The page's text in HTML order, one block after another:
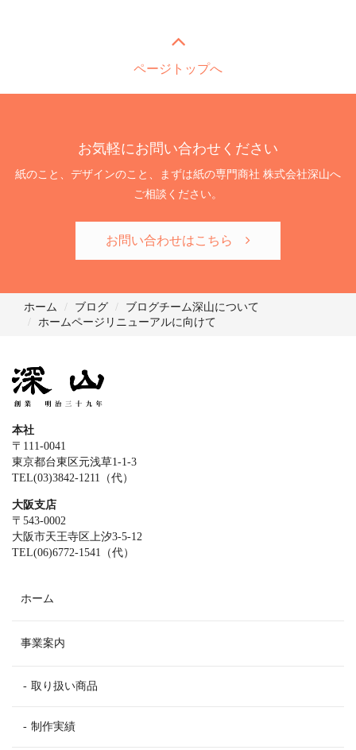
ページトップへ
お気軽にお問い合わせください
紙のこと、デザインのこと、まずは紙の専門商社 株式会社深山へ
ご相談ください。
お問い合わせはこちら
ホーム ブログ ブログチーム深山について
ホームページリニューアルに向けて
本社
〒111-0041
東京都台東区元浅草1-1-3
TEL(03)3842-1211（代）
大阪支店
〒543-0002
大阪市天王寺区上汐3-5-12
TEL(06)6772-1541（代）
ホーム
事業案内
取り扱い商品
制作実績